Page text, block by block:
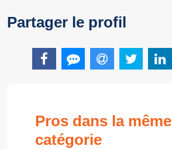
Partager le profil
Pros dans la même
catégorie